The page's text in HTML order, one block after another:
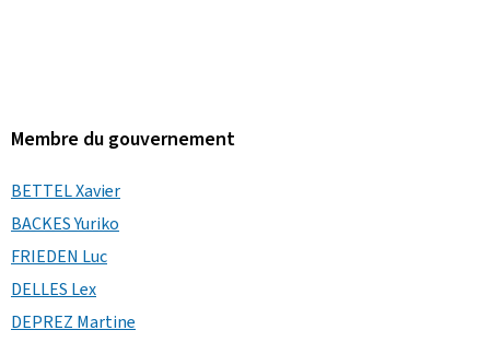
Membre du gouvernement
BETTEL Xavier
BACKES Yuriko
FRIEDEN Luc
DELLES Lex
DEPREZ Martine